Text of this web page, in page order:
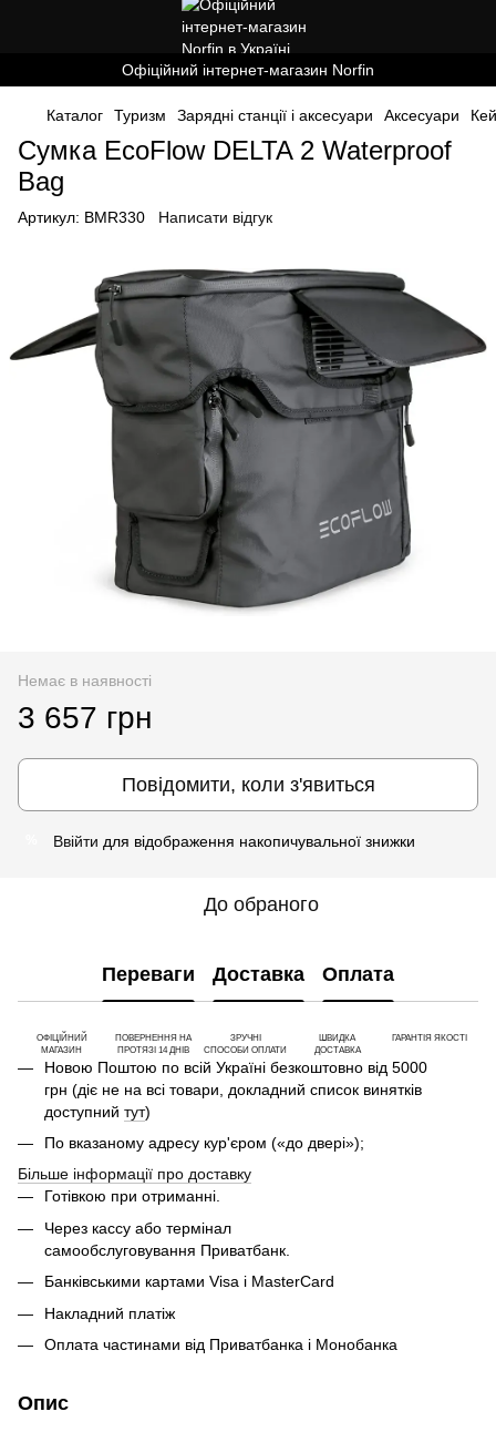
Офіційний інтернет-магазин Norfin
Каталог Туризм Зарядні станції і аксесуари Аксесуари
Сумка EcoFlow DELTA 2 Waterproof
Bag
Артикул: BMR330 Написати відгук
Немає в наявності
3 657 грн
Повідомити, коли з'явиться
Ввійти для відображення накопичувальної знижки
До обраного
Переваги Доставка Оплата
ОФІЦІЙНИЙ
МАГАЗИН
ПОВЕРНЕННЯ НА
ПРОТЯЗІ 14 ДНІВ
ЗРУЧНІ
СПОСОБИ ОПЛАТИ
ШВИДКА
ДОСТАВКА
ГАРАНТІЯ ЯКОСТІ
Новою Поштою по всій Україні безкоштовно від 5000
грн (діє не на всі товари, докладний список винятків
доступний тут)
По вказаному адресу кур'єром («до двері»);
Більше інформації про доставку
Готівкою при отриманні.
Через кассу або термінал
самообслуговування Приватбанк.
Банківськими картами Visa і MasterCard
Накладний платіж
Оплата частинами від Приватбанка і Монобанка
Опис